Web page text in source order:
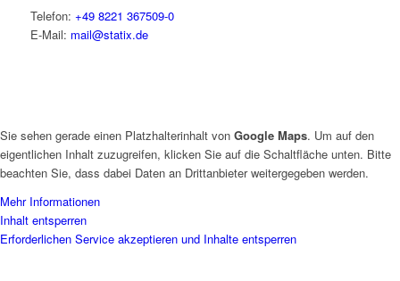
Telefon: +49 8221 367509-0
E-Mail: mail@statix.de
Sie sehen gerade einen Platzhalterinhalt von Google Maps. Um auf den
eigentlichen Inhalt zuzugreifen, klicken Sie auf die Schaltfläche unten. Bitte
beachten Sie, dass dabei Daten an Drittanbieter weitergegeben werden.
Mehr Informationen
Inhalt entsperren
Erforderlichen Service akzeptieren und Inhalte entsperren